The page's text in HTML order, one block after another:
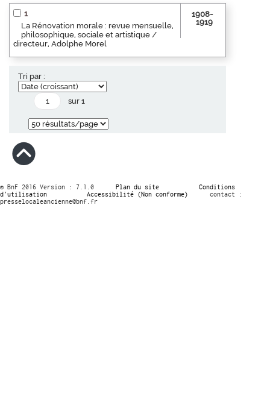
1
La Rénovation morale : revue mensuelle,
philosophique, sociale et artistique /
directeur, Adolphe Morel
1908-
1919
Tri par :
sur 1
© BnF 2016 Version : 7.1.0 Plan du site
Conditions
d’utilisation
Accessibilité (Non conforme)
contact :
presselocaleancienne@bnf.fr